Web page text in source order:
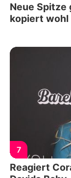
Neue Spitze
kopiert wohl
7
Reagiert